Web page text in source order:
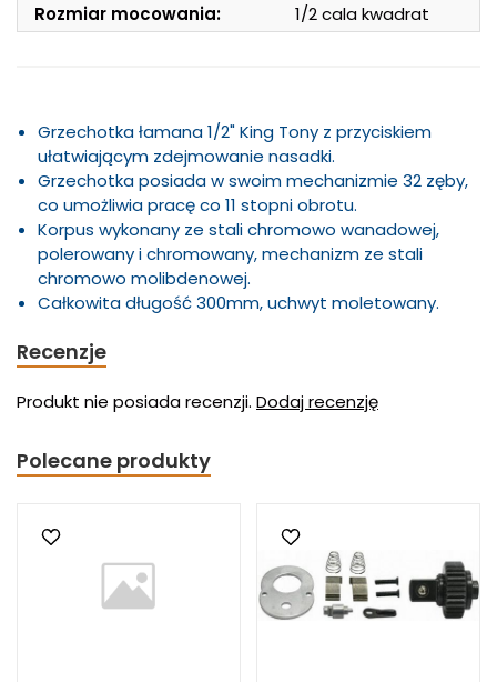
Rozmiar mocowania: 1/2 cala kwadrat
Grzechotka łamana 1/2" King Tony z przyciskiem
ułatwiającym zdejmowanie nasadki.
Grzechotka posiada w swoim mechanizmie 32 zęby,
co umożliwia pracę co 11 stopni obrotu.
Korpus wykonany ze stali chromowo wanadowej,
polerowany i chromowany, mechanizm ze stali
chromowo molibdenowej.
Całkowita długość 300mm, uchwyt moletowany.
Recenzje
Produkt nie posiada recenzji. Dodaj recenzję
Polecane produkty